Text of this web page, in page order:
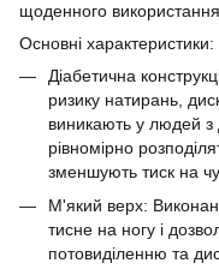
щоденного використання.
Основні характеристики:
Діабетична
ризику натирань,
виникають у людей
рівномірно
зменшують тиск на
М'який верх:
тисне на ногу і
потовиділенню та